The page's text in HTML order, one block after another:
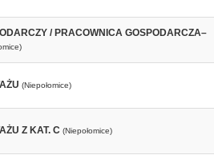
/ PRACOWNICA GOSPODARCZA–
(Niepołomice)
Z KAT. C (Niepołomice)